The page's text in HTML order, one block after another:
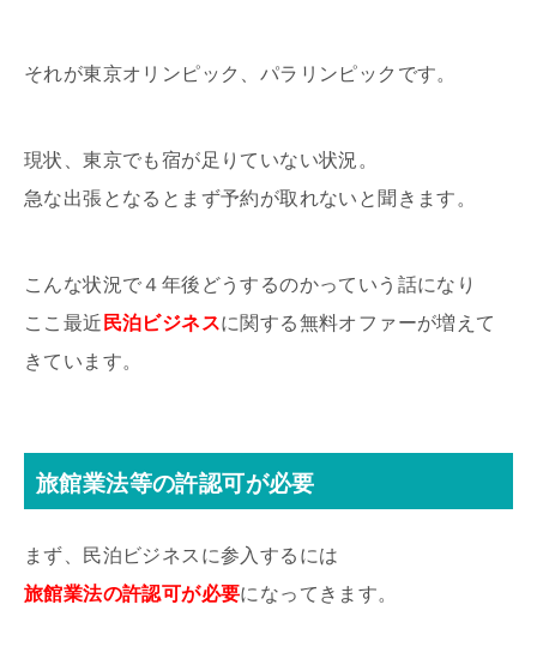
それが東京オリンピック、パラリンピックです。
現状、東京でも宿が足りていない状況。
急な出張となるとまず予約が取れないと聞きます。
こんな状況で４年後どうするのかっていう話になり
ここ最近 民泊ビジネスに関する無料オファーが増えて
きています。
旅館業法等の許認可が必要
まず、民泊ビジネスに参入するには
旅館業法の許認可が必要になってきます。